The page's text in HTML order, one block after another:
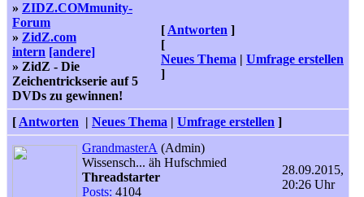
» ZIDZ.COMmunity-
Forum
» ZidZ.com
intern [andere]
» ZidZ - Die
Zeichentrickserie auf 5
DVDs zu gewinnen!
[ Antworten ]
[
Neues Thema | Umfrage erstellen
]
[ Antworten | Neues Thema | Umfrage erstellen ]
GrandmasterA (Admin)
Wissensch... äh Hufschmied
Threadstarter
Posts: 4104
28.09.2015,
20:26 Uhr